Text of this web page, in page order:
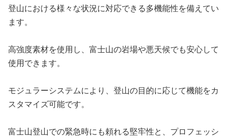
登山における様々な状況に対応できる多機能性を備えてい
ます。
高強度素材を使用し、富士山の岩場や悪天候でも安心して
使用できます。
モジュラーシステムにより、登山の目的に応じて機能をカ
スタマイズ可能です。
富士山登山での緊急時にも頼れる堅牢性と、プロフェッシ